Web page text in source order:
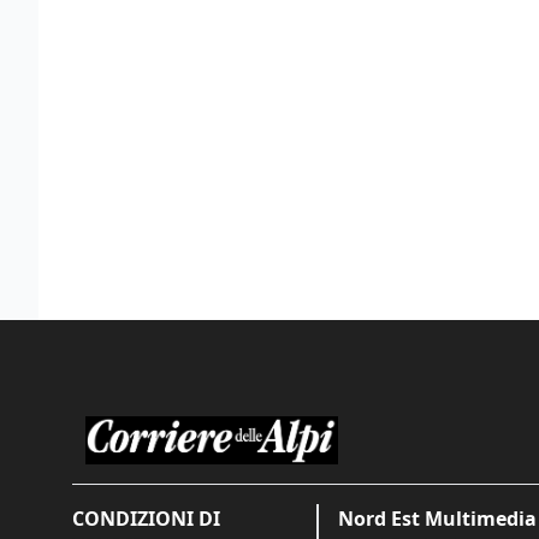
CONDIZIONI DI
Nord Est Multimedia